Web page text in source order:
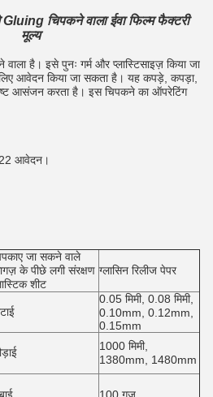
चिपकने वाला ईवा फिल्म फैक्टरी
मूल्य
वाला है। इसे पुनः गर्म और प्लास्टिसाइज़ किया जा
आवेदन किया जा सकता है। यह कपड़े, कपड़ा,
आसंजन करता है। इस चिपकने का ऑपरेटिंग
आवेदन।
जा सकने वाले
के पीछे लगी संरक्षण
शीट
ग्लासिन रिलीज पेपर
0.05 मिमी, 0.08 मिमी,
0.10mm, 0.12mm,
0.15mm
1000 मिमी,
1380mm, 1480mm